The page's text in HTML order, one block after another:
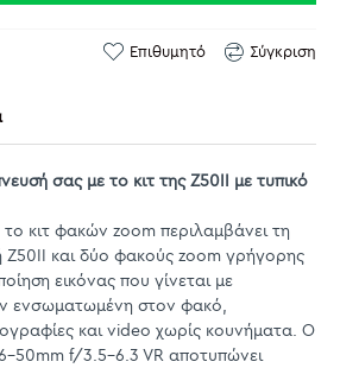
Επιθυμητό Σύγκριση
σας με το κιτ της Z50II με τυπικό
κιτ φακών zoom περιλαμβάνει τη
και δύο φακούς zoom γρήγορης
εικόνας που γίνεται με
ενσωματωμένη στον φακό,
και video χωρίς κουνήματα. Ο
50mm f/3.5-6.3 VR αποτυπώνει